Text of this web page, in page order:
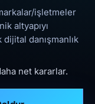
işletmeler
altyapıyı
danışmanlık
net kararlar.